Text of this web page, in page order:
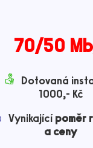
70/50
Dotovaná
1000,- Kč
Vynikajícípoměr
a ceny